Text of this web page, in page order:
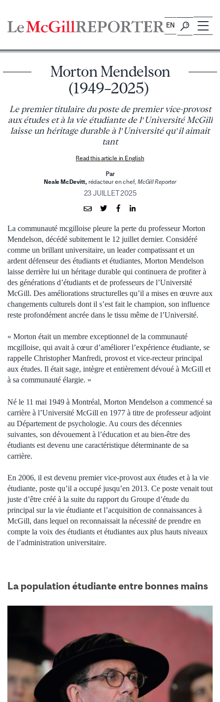
content
EN
Morton Mendelson
(1949–2025)
Le premier titulaire du poste de premier vice-provost
aux études et à la vie étudiante de l’Université McGill
laisse un héritage durable à l’Université qu’il aimait
tant
Read this article in English
Par
Neale McDevitt, rédacteur en chef, McGill Reporter
23 JUILLET 2025
La communauté mcgilloise pleure la perte du professeur Morton
Mendelson, décédé subitement le 12 juillet dernier. Considéré
comme un brillant universitaire, un leader compatissant et un
ardent défenseur des étudiants et étudiantes, Morton Mendelson
laisse derrière lui un héritage durable qui continuera de profiter à
des générations d’étudiants et de professeurs de l’Université
McGill. Des améliorations structurelles qu’il a mises en œuvre aux
changements culturels dont il s’est fait le champion, son influence
reste profondément ancrée dans le tissu même de l’Université.
« Morton était un membre exceptionnel de la communauté
mcgilloise, qui avait à cœur d’améliorer l’expérience étudiante, se
rappelle Christopher Manfredi, provost et vice-recteur principal
aux études. Il était sage, intègre et entièrement dévoué à McGill et
à sa communauté élargie. »
Né le 11 mai 1949 à Montréal, Morton Mendelson a commencé sa
carrière à l’Université McGill en 1977 à titre de professeur adjoint
au Département de psychologie. Au cours des décennies
suivantes, son dévouement à l’éducation et au bien-être des
étudiants est devenu une caractéristique déterminante de sa
carrière.
En 2006, il est devenu premier vice-provost aux études et à la vie
étudiante, poste qu’il a occupé jusqu’en 2013. Ce poste venait tout
juste d’être créé à la suite du rapport du Groupe d’étude du
principal sur la vie étudiante et l’acquisition de connaissances à
McGill, dans lequel on reconnaissait la nécessité de prendre en
compte la voix des étudiants et étudiantes aux plus hauts niveaux
de l’administration universitaire.
La population étudiante entre bonnes mains